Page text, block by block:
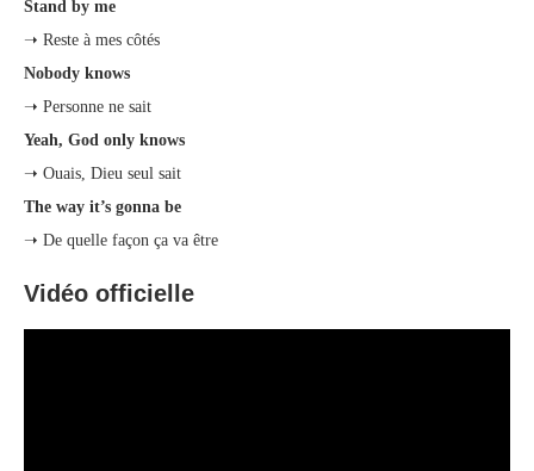
Stand by me
➝ Reste à mes côtés
Nobody knows
➝ Personne ne sait
Yeah, God only knows
➝ Ouais, Dieu seul sait
The way it’s gonna be
➝ De quelle façon ça va être
Vidéo officielle